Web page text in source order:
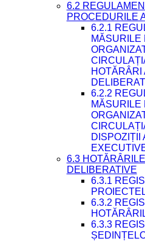
6.2
PROCEDURILE
6.2.1
MĂSURILE
HOTĂRÂRI
6.2.2
MĂSURILE
DISPOZIȚII
6.3
DELIBERATIVE
6.3.1
6.3.2
6.3.3